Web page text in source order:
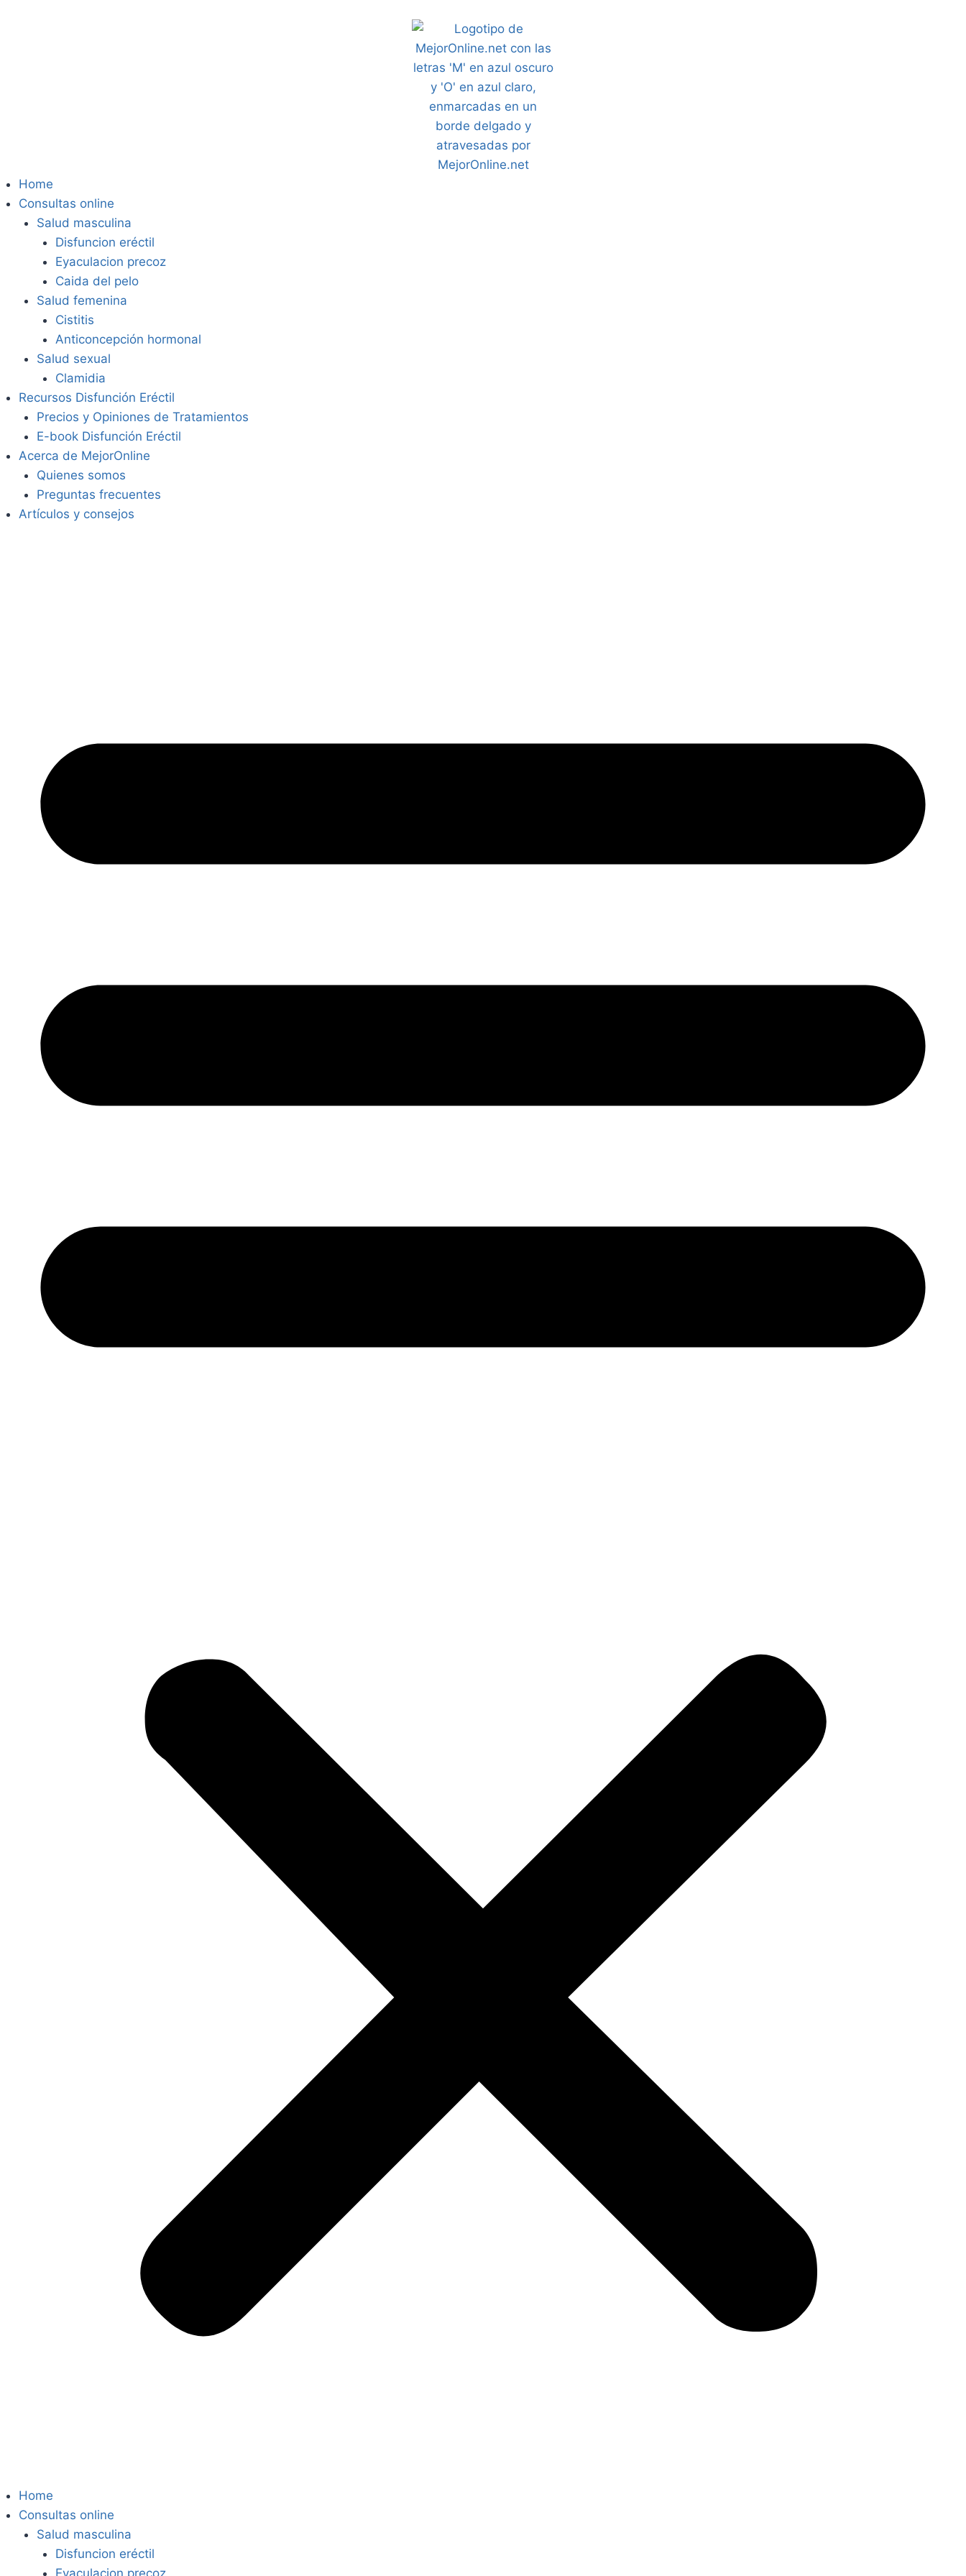
Home
Consultas online
Salud masculina
Disfuncion eréctil
Eyaculacion precoz
Caida del pelo
Salud femenina
Cistitis
Anticoncepción hormonal
Salud sexual
Clamidia
Recursos Disfunción Eréctil
Precios y Opiniones de Tratamientos
E-book Disfunción Eréctil
Acerca de MejorOnline
Quienes somos
Preguntas frecuentes
Artículos y consejos
Home
Consultas online
Salud masculina
Disfuncion eréctil
Eyaculacion precoz